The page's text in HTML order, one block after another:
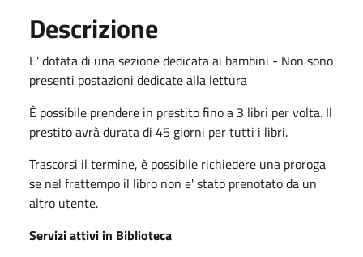
Descrizione
E' dotata di una sezione dedicata ai bambini - Non sono
presenti postazioni dedicate alla lettura
È possibile prendere in prestito fino a 3 libri per volta. Il
prestito avrà durata di 45 giorni per tutti i libri.
Trascorsi il termine, è possibile richiedere una proroga
se nel frattempo il libro non e' stato prenotato da un
altro utente.
Servizi attivi in Biblioteca